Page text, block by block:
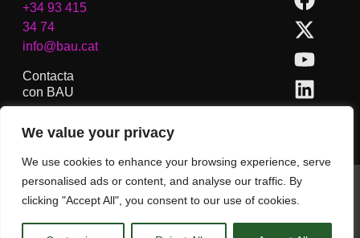
We value your privacy
We use cookies to enhance your browsing experience, serve
personalised ads or content, and analyse our traffic. By
clicking "Accept All", you consent to our use of cookies.
+34 93 415
34 74
info@bau.cat
Contacta
con BAU
BAU, Centro Universitario de Artes y Diseño de Barcelona.
Copyright © Todos los derechos reservados.